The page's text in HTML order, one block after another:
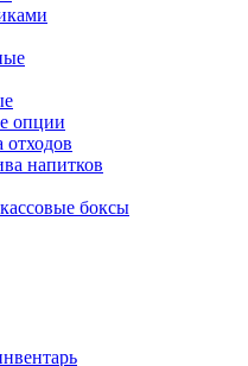
опции
отходов
напитков
боксы